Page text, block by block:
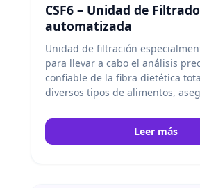
CSF6 – Unidad de Filtrado
automatizada
Unidad de filtración
para llevar a cabo el análisis
confiable de la fibra dietética
diversos tipos de alimentos,
procesos de laboratorio. Velp
Leer más